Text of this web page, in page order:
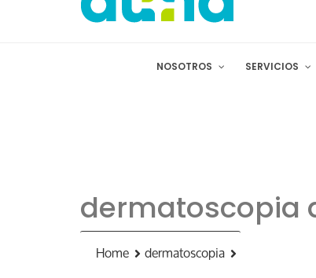
NOSOTROS SERVICIOS
dermatoscopia
Home dermatoscopia